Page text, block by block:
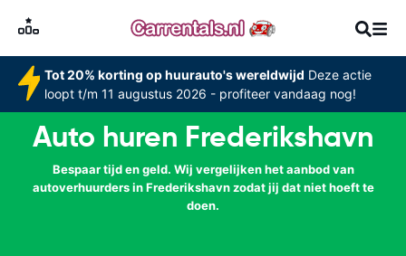
Tot 20% korting op huurauto's wereldwijd Deze actie
loopt t/m 11 augustus 2026 - profiteer vandaag nog!
Auto huren Frederikshavn
Bespaar tijd en geld. Wij vergelijken het aanbod van
autoverhuurders in Frederikshavn zodat jij dat niet hoeft te
doen.